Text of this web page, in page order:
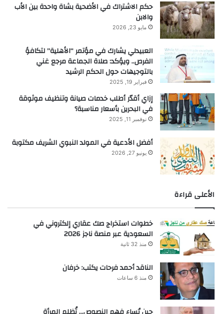
حكم الاشتراك في الأضحية بشاة واحدة بين الأب
والابن
مايو 23, 2026
العبيدلي يشارك في مؤتمر “الأهلية” لتكافؤ
الفرص.. ويؤكد: صلاة الجماعة مرجع غني
بالتوجيهات حول الحكم الرشيد
فبراير 19, 2025
إزاي أقدّر أطلب خدمات صيانة وتنظيف موثوقة
في البحرين بأسعار مناسبة؟
نوفمبر 11, 2025
أفضل الأدعية في المولد النبوي الشريف مكتوبة
يونيو 27, 2026
الأعلى قراءة
خطوات استخراج صك عقاري إلكتروني في
السعودية عبر منصة ناجز 2026
منذ 32 ثانية
الناقد أحمد فرحات يكتب: خرفان
منذ 6 ساعات